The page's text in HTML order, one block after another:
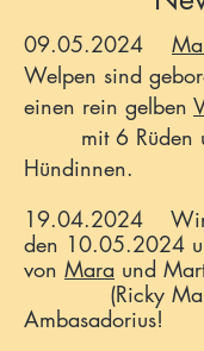
09.05.2024
Welpen sind
einen rein gelben
mit 6 Rüden
Hündinnen.
19.04.2024 Wir
den 10.05.2024
von Mara
(Ricky
Ambasadorius!